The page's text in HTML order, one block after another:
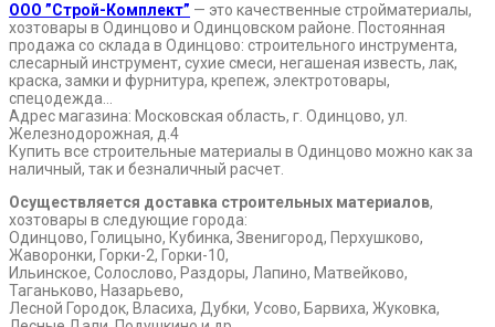
ООО ”Строй-Комплект” — это качественные стройматериалы,
хозтовары в Одинцово и Одинцовском районе. Постоянная
продажа со склада в Одинцово: строительного инструмента,
слесарный инструмент, сухие смеси, негашеная известь, лак,
краска, замки и фурнитура, крепеж, электротовары,
спецодежда…
Адрес магазина: Московская область, г. Одинцово, ул.
Железнодорожная, д.4
Купить все строительные материалы в Одинцово можно как за
наличный, так и безналичный расчет.
Осуществляется доставка строительных материалов,
хозтовары в следующие города:
Одинцово, Голицыно, Кубинка, Звенигород, Перхушково,
Жаворонки, Горки-2, Горки-10,
Ильинское, Солослово, Раздоры, Лапино, Матвейково,
Таганьково, Назарьево,
Лесной Городок, Власиха, Дубки, Усово, Барвиха, Жуковка,